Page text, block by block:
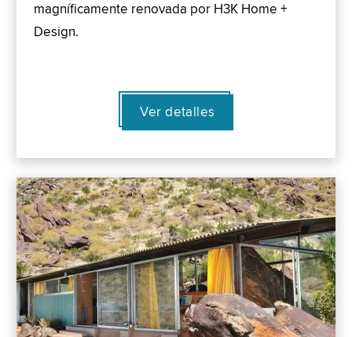
magníficamente renovada por H3K Home +
Design.
Ver detalles